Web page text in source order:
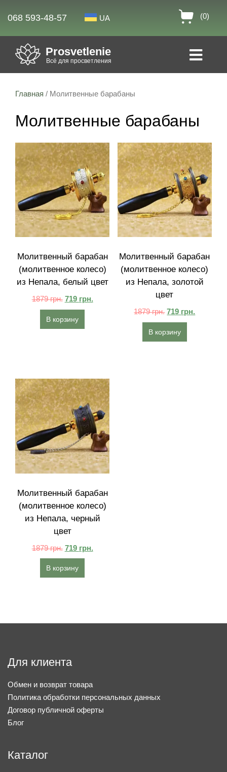
068 593-48-57 UA (0)
Prosvetlenie
Всё для просветления
Главная / Молитвенные барабаны
Молитвенные барабаны
Молитвенный барабан
(молитвенное колесо)
из Непала, белый цвет
1879грн. 719 грн.
В корзину
Молитвенный барабан
(молитвенное колесо)
из Непала, золотой
цвет
1879грн. 719 грн.
В корзину
Молитвенный барабан
(молитвенное колесо)
из Непала, черный
цвет
1879грн. 719 грн.
В корзину
Для клиента
Обмен и возврат товара
Политика обработки персональных данных
Договор публичной оферты
Блог
Каталог